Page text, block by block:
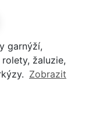
garnýží,
žaluzie,
Zobrazit